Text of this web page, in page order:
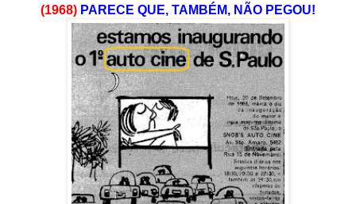
(1968) PARECE QUE, TAMBÉM, NÃO PEGOU!